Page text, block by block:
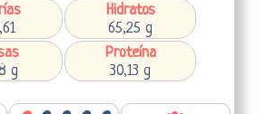
Hidratos
65,25 g
g
Proteína
30,13 g